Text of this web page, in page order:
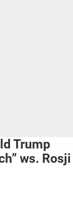
Trump
ws. Rosji